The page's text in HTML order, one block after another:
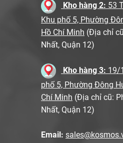
Kho hàng 2: 53
Khu phố 5, Phường
Hồ Chí Minh (Địa chỉ
Nhất, Quận 12)
Kho hàng 3: 19/
phố 5, Phường Đông
Chí Minh (Địa chỉ cũ:
Nhất, Quận 12)
Email: